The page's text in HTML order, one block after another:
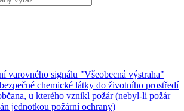
varovného signálu "Všeobecná výstraha"
chemické látky do životního prostředí
u kterého vznikl požár (nebyl-li požár
jednotkou požární ochrany)